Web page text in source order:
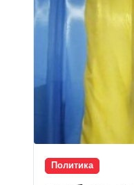
Политика